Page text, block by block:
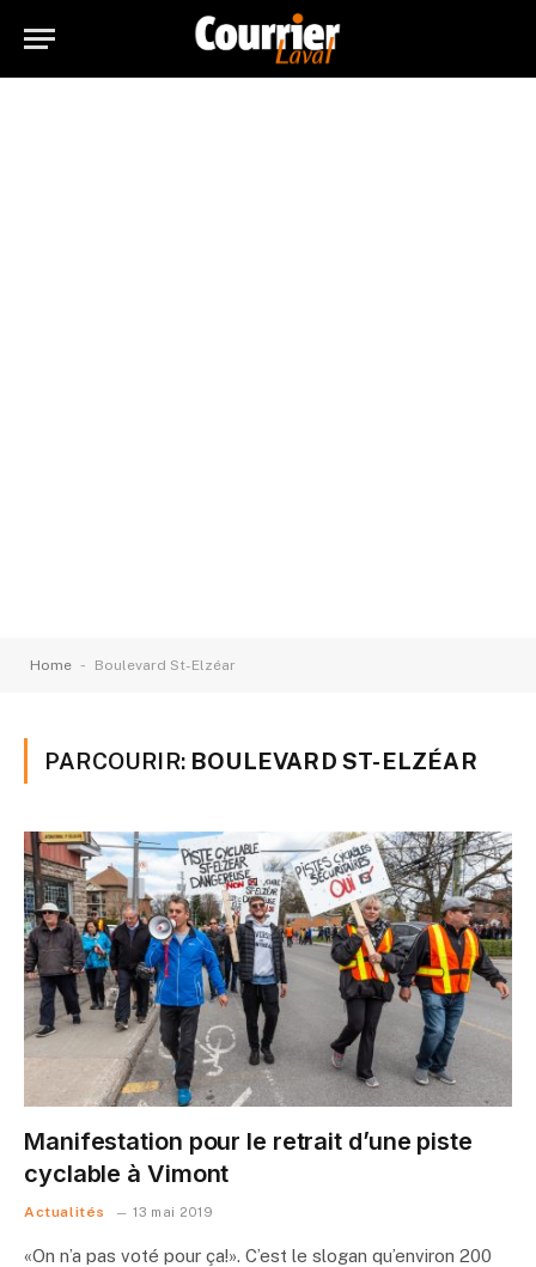
Home - Boulevard St-Elzéar
PARCOURIR: BOULEVARD ST-ELZÉAR
Manifestation pour le retrait d’une piste
cyclable à Vimont
Actualités 13 mai 2019
«On n’a pas voté pour ça!». C’est le slogan qu’environ 200